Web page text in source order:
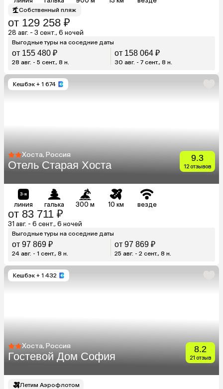
Собственный пляж
от 129 258 ₽
28 авг. - 3 сент., 6 ночей
Выгодные туры на соседние даты
от 155 480 ₽
28 авг. - 5 сент., 8 н.
от 158 064 ₽
30 авг. - 7 сент., 8 н.
Кешбэк + 1 674
Хоста, Россия
Отель Старая Хоста
9.3
12 отзывов
линия галька 300 м 10 км везде
от 83 711 ₽
31 авг. - 6 сент., 6 ночей
Выгодные туры на соседние даты
от 97 869 ₽
24 авг. - 1 сент., 8 н.
от 97 869 ₽
25 авг. - 2 сент., 8 н.
Кешбэк + 1 432
Хоста, Россия
Гостевой Дом София
8.2
21 отзыв
Летим Аэрофлотом